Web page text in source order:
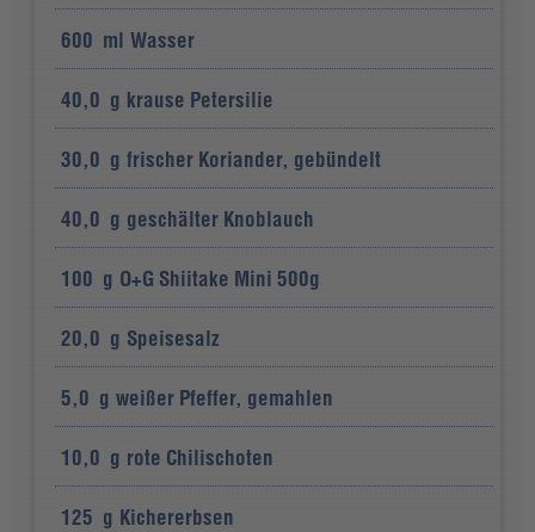
600 ml Wasser
40,0 g krause Petersilie
30,0 g frischer Koriander, gebündelt
40,0 g geschälter Knoblauch
100 g O+G Shiitake Mini 500g
20,0 g Speisesalz
5,0 g weißer Pfeffer, gemahlen
10,0 g rote Chilischoten
125 g Kichererbsen